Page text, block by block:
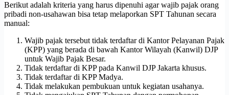
Berikut adalah kriteria yang harus dipenuhi agar wajib pajak orang
pribadi non-usahawan bisa tetap melaporkan SPT Tahunan secara
manual:
Wajib pajak tersebut tidak terdaftar di Kantor Pelayanan Pajak
(KPP) yang berada di bawah Kantor Wilayah (Kanwil) DJP
untuk Wajib Pajak Besar.
Tidak terdaftar di KPP pada Kanwil DJP Jakarta khusus.
Tidak terdaftar di KPP Madya.
Tidak melakukan pembukuan untuk kegiatan usahanya.